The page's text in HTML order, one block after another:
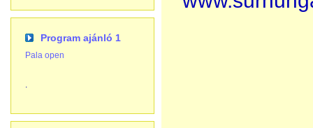
Program ajánló 1
Pala open
.